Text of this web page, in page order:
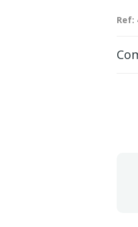
Ref: